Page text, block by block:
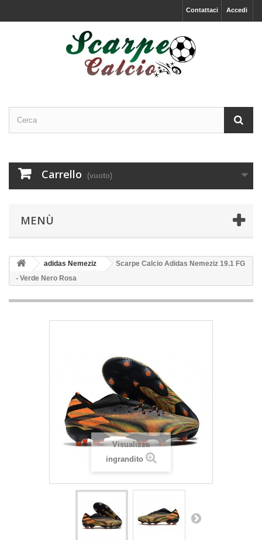
Accedi
Contattaci
Carrello (vuoto)
MENÙ
adidas Nemeziz
Scarpe Calcio Adidas Nemeziz 19.1 FG
- Verde Nero Rosa
Visualizza
ingrandito